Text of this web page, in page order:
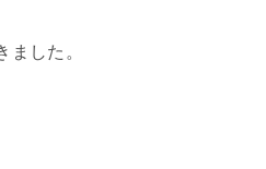
した。